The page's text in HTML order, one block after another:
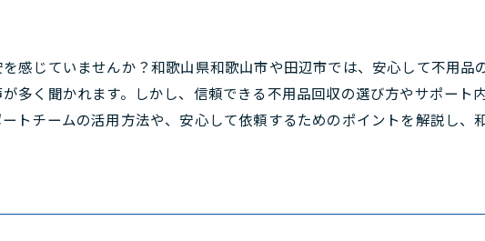
感じていませんか？和歌山県和歌山市や田辺市では、安心して不用品
多く聞かれます。しかし、信頼できる不用品回収の選び方やサポート
トチームの活用方法や、安心して依頼するためのポイントを解説し、